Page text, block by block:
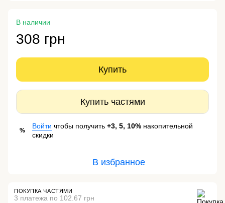
В наличии
308 грн
Купить
Купить частями
%
Войти чтобы получить +3, 5, 10% накопительной
скидки
В избранное
ПОКУПКА ЧАСТЯМИ
3 платежа по 102.67 грн